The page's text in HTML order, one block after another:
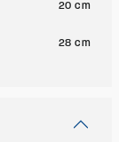
20 cm
28 cm